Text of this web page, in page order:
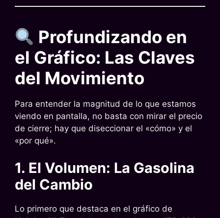
Profundizando en
el Gráfico: Las Claves
del Movimiento
Para entender la magnitud de lo que estamos
viendo en pantalla, no basta con mirar el precio
de cierre; hay que diseccionar el «cómo» y el
«por qué».
1. El Volumen: La Gasolina
del Cambio
Lo primero que destaca en el gráfico de